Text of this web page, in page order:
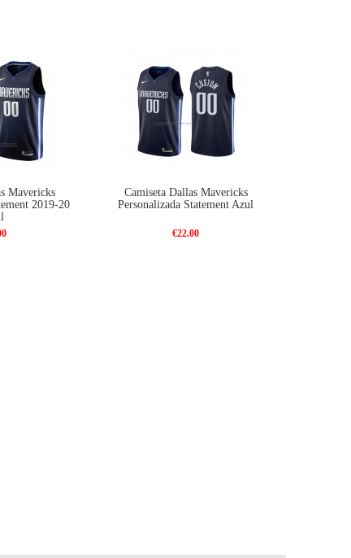
Mavericks
2019-20
Camiseta Dallas Mavericks
Personalizada Statement Azul
€22.00